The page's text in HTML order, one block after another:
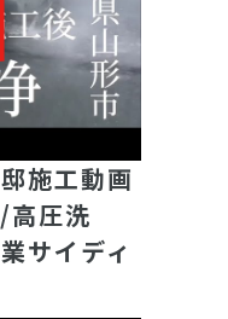
施工動画
圧洗
サイディ